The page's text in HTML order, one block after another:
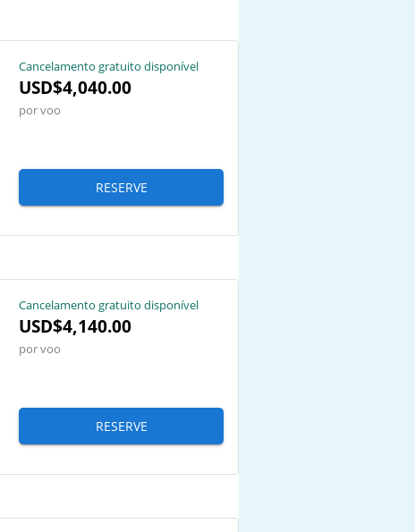
Cancelamento gratuito disponível
USD$4,040.00
por voo
RESERVE
Cancelamento gratuito disponível
USD$4,140.00
por voo
RESERVE